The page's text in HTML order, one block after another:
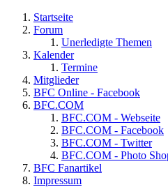
Startseite
Forum
Unerledigte Themen
Kalender
Termine
Mitglieder
BFC Online - Facebook
BFC.COM
BFC.COM - Webseite
BFC.COM - Facebook
BFC.COM - Twitter
BFC.COM - Photo
BFC Fanartikel
Impressum